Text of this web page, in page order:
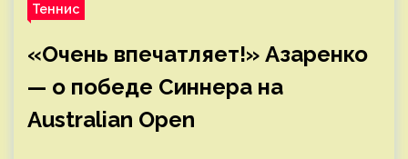
Теннис
«Очень впечатляет!» Азаренко
— о победе Синнера на
Australian Open